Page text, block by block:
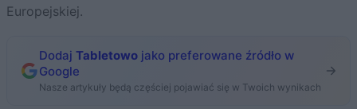
Europejskiej.
Dodaj Tabletowo jako preferowane źródło w
Google
Nasze artykuły będą częściej pojawiać się w Twoich wynikach